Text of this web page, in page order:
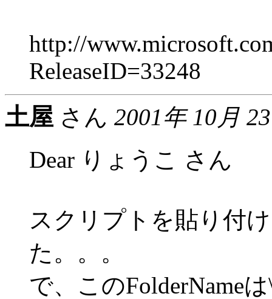
http://
ReleaseID=33248
土屋 さん 2001年 10月
Dear りょうこ さん
スクリプトを貼り付
た。。。
で、このFolderName